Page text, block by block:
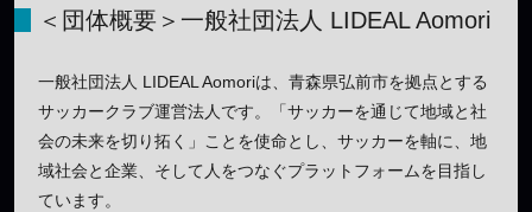
＜団体概要＞一般社団法人 LIDEAL Aomori
一般社団法人 LIDEAL Aomoriは、青森県弘前市を拠点とする
サッカークラブ運営法人です。「サッカーを通じて地域と社
会の未来を切り拓く」ことを使命とし、サッカーを軸に、地
域社会と企業、そして人をつなぐプラットフォームを目指し
ています。